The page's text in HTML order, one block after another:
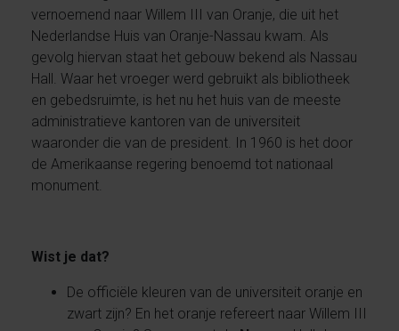
vernoemend naar Willem III van Oranje, die uit het
Nederlandse Huis van Oranje-Nassau kwam. Als
gevolg hiervan staat het gebouw bekend als Nassau
Hall. Waar het vroeger werd gebruikt als bibliotheek
en gebedsruimte, is het nu het huis van de meeste
administratieve kantoren van de universiteit
waaronder die van de president. In 1960 is het door
de Amerikaanse regering benoemd tot nationaal
monument.
Wist je dat?
De officiële kleuren van de universiteit oranje en
zwart zijn? En het oranje refereert naar Willem III